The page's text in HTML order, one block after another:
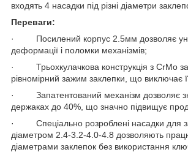
входять 4 насадки під різні діаметри
Переваги:
· Посилений корпус 2.5мм дозволяє
деформації і поломки механізмів;
· Трьохкулачкова конструкція з CrMo
рівномірний зажим заклепки, що виключає
· Запатентований механізм дозволяє
держаках до 40%, що значно підвищує
· Спеціально розроблені насадки для
діаметром 2.4-3.2-4.0-4.8 дозволяють
діаметрами заклепок без використання